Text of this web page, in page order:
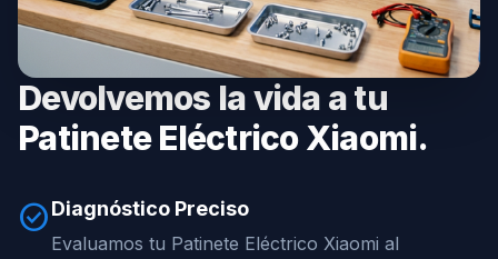
Devolvemos la vida a tu
Patinete Eléctrico Xiaomi.
check_circleDiagnóstico Preciso
Evaluamos tu Patinete Eléctrico Xiaomi al